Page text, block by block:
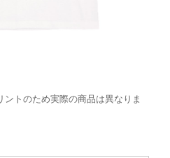
ントのため実際の商品は異なりま